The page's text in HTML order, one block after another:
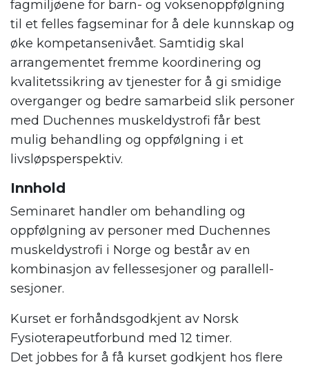
fagmiljøene for barn- og voksenoppfølgning
til et felles fagseminar for å dele kunnskap og
øke kompetansenivået. Samtidig skal
arrangementet fremme koordinering og
kvalitetssikring av tjenester for å gi smidige
overganger og bedre samarbeid slik personer
med Duchennes muskeldystrofi får best
mulig behandling og oppfølgning i et
livsløpsperspektiv.
Innhold
Seminaret handler om behandling og
oppfølgning av personer med Duchennes
muskeldystrofi i Norge og består av en
kombinasjon av fellessesjoner og parallell-
sesjoner.
Kurset er forhåndsgodkjent av Norsk
Fysioterapeutforbund med 12 timer.
Det jobbes for å få kurset godkjent hos flere